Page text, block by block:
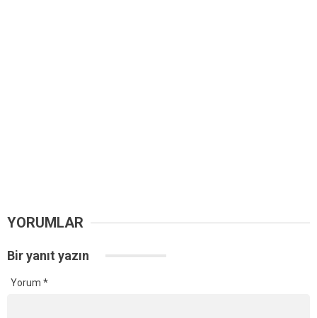
YORUMLAR
Bir yanıt yazın
Yorum *